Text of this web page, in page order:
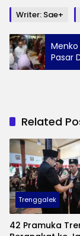
Writer: Sae+
Pasar
Related
Trenggalek
42 Pramuka